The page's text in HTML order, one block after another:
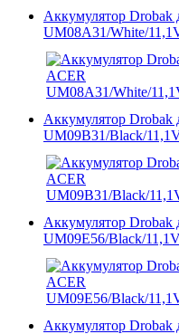
Аккумулятор Drobak
UM08A31/White/
Аккумулятор Drobak
UM09B31/Black/
Аккумулятор Drobak
UM09E56/Black/
Аккумулятор Drobak